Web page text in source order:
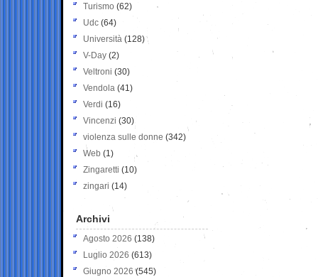
Turismo (62)
Udc (64)
Università (128)
V-Day (2)
Veltroni (30)
Vendola (41)
Verdi (16)
Vincenzi (30)
violenza sulle donne (342)
Web (1)
Zingaretti (10)
zingari (14)
Archivi
Agosto 2026 (138)
Luglio 2026 (613)
Giugno 2026 (545)